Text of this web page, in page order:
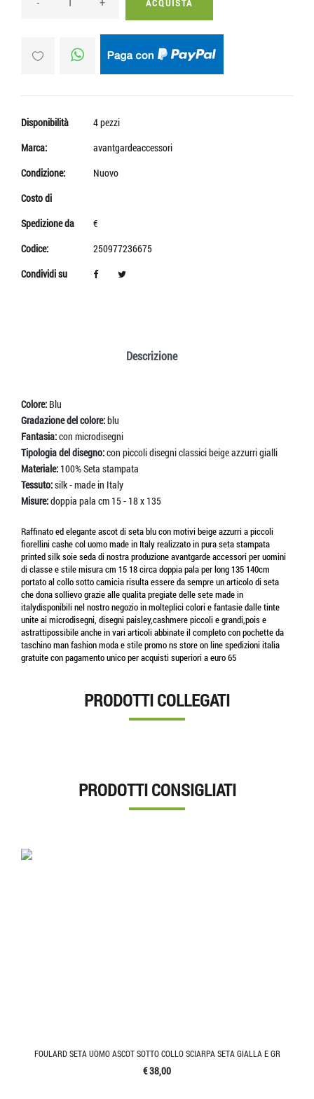
ACQUISTA
Disponibilità
4 pezzi
Marca:
avantgardeaccessori
Condizione:
Nuovo
Costo di
Spedizione da
€
Codice:
250977236675
Condividi su
Descrizione
Colore: Blu
Gradazione del colore:blu
Fantasia:con microdisegni
Tipologia del disegno:con piccoli disegni classici beige azzurri gialli
Materiale: 100% Seta stampata
Tessuto:silk - made in Italy
Misure:doppia pala cm 15 - 18 x 135
Raffinato ed elegante ascot di seta blu con motivi beige azzurri a piccoli
fiorellini cashe col uomo made in Italy realizzato in pura seta stampata
printed silk soie seda di nostra produzione avantgarde accessori per uomini
di classe e stile misura cm 15 18 circa doppia pala per long 135 140cm
portato al collo sotto camicia risulta essere da sempre un articolo di seta
che dona sollievo grazie alle qualita pregiate delle sete made in
italydisponibili nel nostro negozio in molteplici colori e fantasie dalle tinte
unite ai microdisegni, disegni paisley,cashmere piccoli e grandi,pois e
astrattipossibile anche in vari articoli abbinate il completo con pochette da
taschino man fashion moda e stile promo ns store on line spedizioni italia
gratuite con pagamento unico per acquisti superiori a euro 65
PRODOTTI COLLEGATI
PRODOTTI CONSIGLIATI
FOULARD SETA UOMO ASCOT SOTTO COLLO SCIARPA SETA GIALLA E GR
€ 38,00